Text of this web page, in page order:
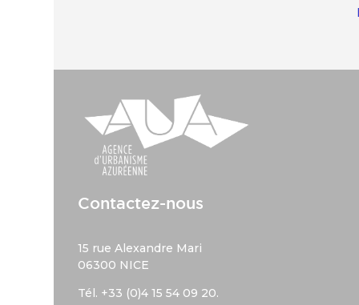
Contactez-nous
15 rue Alexandre Mari
06300 NICE
Tél. +33 (0)4 15 54 09 20.